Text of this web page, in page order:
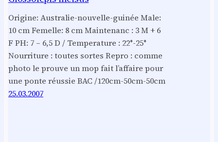
Origine: Australie-nouvelle-guinée Male:
10 cm Femelle: 8 cm Maintenanc : 3 M + 6
F PH: 7 – 6,5 D / Temperature : 22°-25°
Nourriture : toutes sortes Repro : comme
photo le prouve un mop fait l’affaire pour
une ponte réussie BAC /120cm-50cm-50cm
25.03.2007